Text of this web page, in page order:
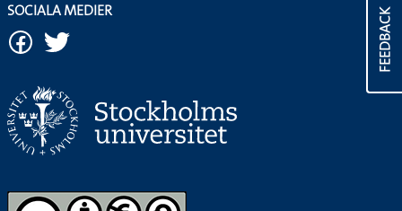
FEEDBACK
SOCIALA MEDIER